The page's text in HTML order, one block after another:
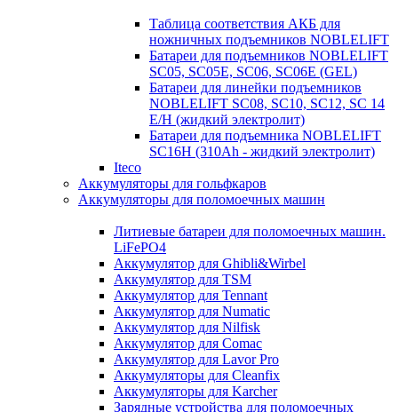
Таблица соответствия АКБ для
ножничных подъемников NOBLELIFT
Батареи для подъемников NOBLELIFT
SC05, SC05E, SC06, SC06E (GEL)
Батареи для линейки подъемников
NOBLELIFT SC08, SC10, SC12, SC 14
E/H (жидкий электролит)
Батареи для подъемника NOBLELIFT
SC16H (310Ah - жидкий электролит)
Iteco
Аккумуляторы для гольфкаров
Аккумуляторы для поломоечных машин
Литиевые батареи для поломоечных машин.
LiFePO4
Аккумулятор для Ghibli&Wirbel
Аккумулятор для TSM
Аккумулятор для Tennant
Аккумулятор для Numatic
Аккумулятор для Nilfisk
Аккумулятор для Comac
Аккумулятор для Lavor Pro
Аккумуляторы для Cleanfix
Аккумуляторы для Karcher
Зарядные устройства для поломоечных